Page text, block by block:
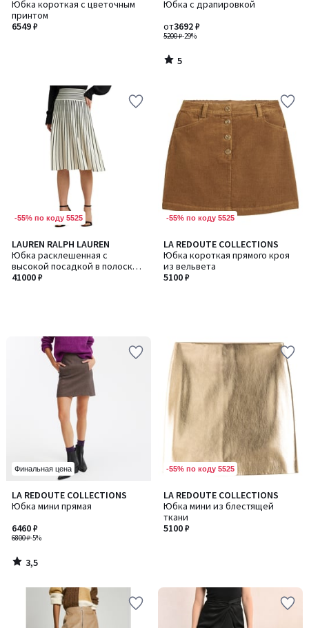
Юбка короткая с цветочным
принтом
6549 ₽
Юбка с драпировкой
5200 ₽-29%
от3692 ₽
/
5
/
-55% по коду 5525
LAUREN RALPH LAUREN
Юбка расклешенная с
высокой посадкой в полоску,
AYZOLLE
41000 ₽
-55% по коду 5525
LA REDOUTE COLLECTIONS
Юбка короткая прямого кроя
из вельвета
5100 ₽
Финальная цена
LA REDOUTE COLLECTIONS
Юбка мини прямая
6800 ₽-5%
6460 ₽
3,5
/ 5
3,5
/
-55% по коду 5525
LA REDOUTE COLLECTIONS
Юбка мини из блестящей
ткани
5100 ₽